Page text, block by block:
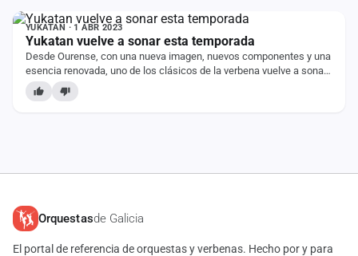
YUKATAN · 1 ABR 2023
Yukatan vuelve a sonar esta temporada
Desde Ourense, con una nueva imagen, nuevos componentes y una
esencia renovada, uno de los clásicos de la verbena vuelve a sonar
en esta temporada 2023! Grupo…
Orquestasde Galicia
El portal de referencia de orquestas y verbenas. Hecho por y para
Vídeos
Anuncios
Iniciar
Contacto